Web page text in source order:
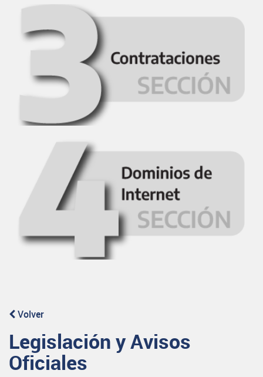
Volver
Legislación y Avisos
Oficiales